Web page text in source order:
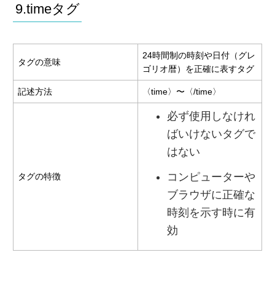
9.timeタグ
タグの意味
24時間制の時刻や日付（グレ
ゴリオ暦）を正確に表すタグ
記述方法 〈time〉〜〈/time〉
タグの特徴
必ず使用しなけれ
ばいけないタグで
はない
コンピューターや
ブラウザに正確な
時刻を示す時に有
効